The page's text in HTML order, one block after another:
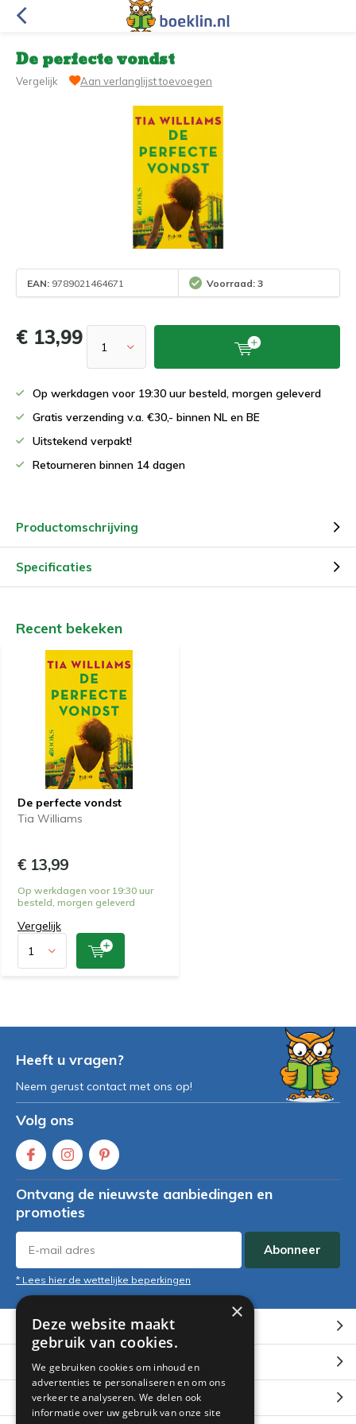
De perfecte vondst
Vergelijk Aan verlanglijst toevoegen
EAN: 9789021464671 Voorraad: 3
€ 13,99
Op werkdagen voor 19:30 uur besteld, morgen geleverd
Gratis verzending v.a. €30,- binnen NL en BE
Uitstekend verpakt!
Retourneren binnen 14 dagen
Productomschrijving
Specificaties
Recent bekeken
De perfecte vondst
Tia Williams
€ 13,99
Op werkdagen voor 19:30 uur
besteld, morgen geleverd
Vergelijk
Heeft u vragen?
Neem gerust contact met ons op!
Volg ons
Ontvang de nieuwste aanbiedingen en
promoties
Abonneer
* Lees hier de wettelijke beperkingen
Klantenservice
Mijn account
Categorieën
×
Deze website maakt
gebruik van cookies.
We gebruiken cookies om inhoud en
advertenties te personaliseren en om ons
verkeer te analyseren. We delen ook
informatie over uw gebruik van onze site